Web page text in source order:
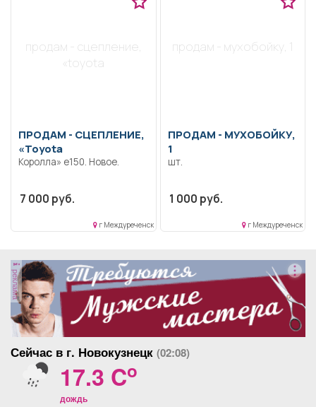
продам - сцепление,
«toyota
ПРОДАМ - СЦЕПЛЕНИЕ,
«Toyota
Королла» е150. Новое.
7 000 руб.
г Междуреченск
продам - мухобойку, 1
ПРОДАМ - МУХОБОЙКУ,
1
шт.
1 000 руб.
г Междуреченск
реклама
Сейчас в г. Новокузнецк (02:08)
17.3 Co
дождь